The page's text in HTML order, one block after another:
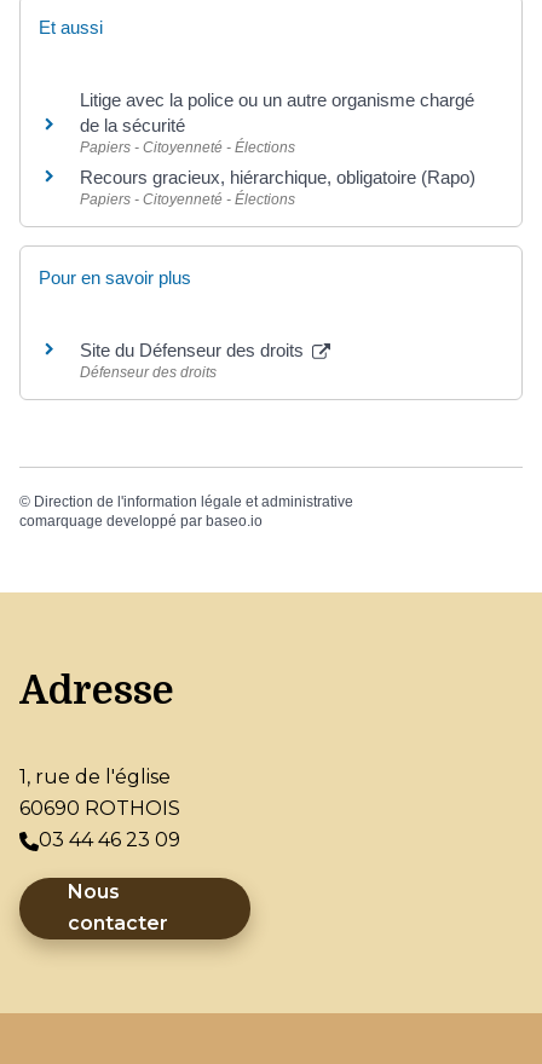
Et aussi
Litige avec la police ou un autre organisme chargé
de la sécurité
Papiers - Citoyenneté - Élections
Recours gracieux, hiérarchique, obligatoire (Rapo)
Papiers - Citoyenneté - Élections
Pour en savoir plus
Site du Défenseur des droits
Défenseur des droits
© Direction de l'information légale et administrative
comarquage developpé par baseo.io
Adresse
1, rue de l'église
60690 ROTHOIS
03 44 46 23 09
Nous
contacter